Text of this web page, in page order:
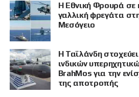
Η Εθνική Φρουρά σε
γαλλική φρεγάτα
Μεσόγειο
Η Ταϊλάνδη
ινδικών
BrahMos για την
της αποτροπής